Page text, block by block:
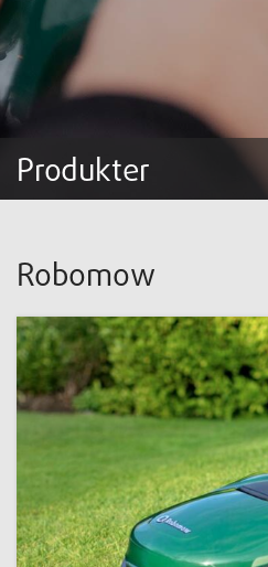
Produkter
Robomow